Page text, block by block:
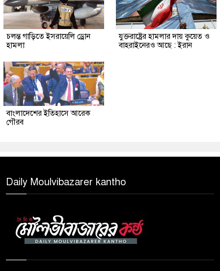
চলন্ত গাড়িতে ইসরায়েলি ড্রোন
হামলা
যুক্তরাষ্ট্রের হামলার দায় কুয়েত ও
বাহরাইনেরও আছে : ইরান
বাংলাদেশের ইতিহাসে আরেক
গৌরব
Daily Moulvibazarer kantho